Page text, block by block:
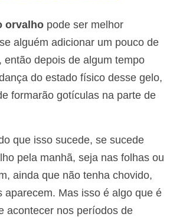
orvalho pode ser melhor
alguém adicionar um pouco de
então depois de algum tempo
do estado físico desse gelo,
formarão gotículas na parte de
que isso sucede, se sucede
pela manhã, seja nas folhas ou
ainda que não tenha chovido,
aparecem. Mas isso é algo que é
acontecer nos períodos de